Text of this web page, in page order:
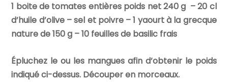
1 boite de tomates entières poids net 240 g – 20 cl
d’huile d’olive – sel et poivre – 1 yaourt à la grecque
nature de 150 g – 10 feuilles de basilic frais
Épluchez le ou les mangues afin d’obtenir le poids
indiqué ci-dessus. Découper en morceaux.